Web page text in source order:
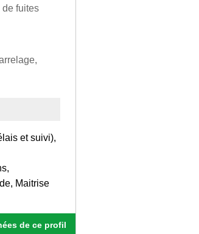
de fuites
et suivi),
Maitrise
de ce profil